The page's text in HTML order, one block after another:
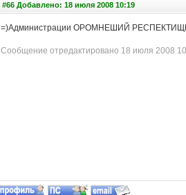
#66 Добавлено: 18 июля 2008 10:19
=)Администрации ОРОМНЕШИЙ
Сообщение отредактировано 18 июля 2008